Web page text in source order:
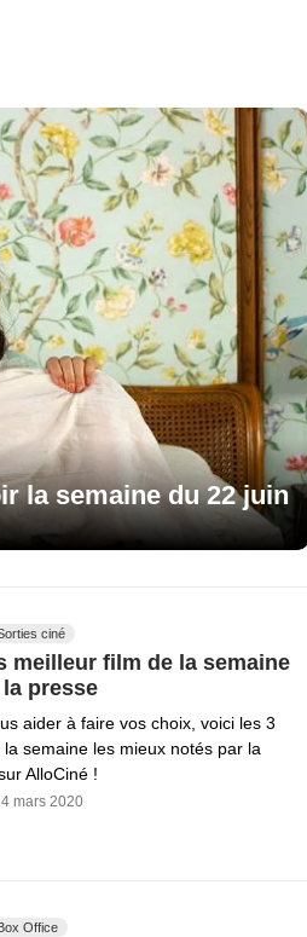
la semaine du 22 juin
ciné
meilleur film de la semaine
presse
aider à faire vos choix, voici les 3
la semaine les mieux notés par la
AlloCiné !
mars 2020
Office